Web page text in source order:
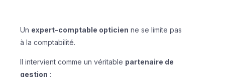
Un expert-comptable opticien ne se limite pas
à la comptabilité.
Il intervient comme un véritable partenaire de
gestion :